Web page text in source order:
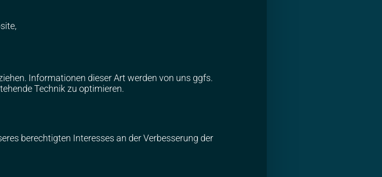
Informationen dieser Art werden von uns ggfs.
Technik zu optimieren.
berechtigten Interesses an der Verbesserung der